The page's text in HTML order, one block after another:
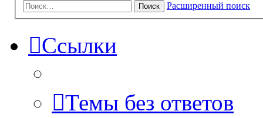
Поиск Расширенный поиск
Ссылки
Темы без ответов